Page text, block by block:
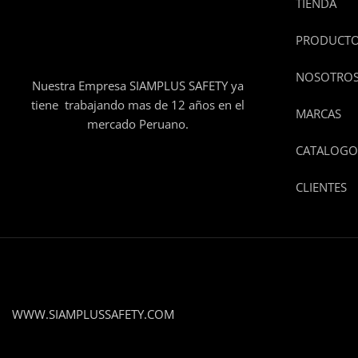
Nuestra Empresa SIAMPLUS SAFETY ya
tiene trabajando mas de 12 años en el
mercado Peruano.
MARCAS
CATALOGO
CLIENTES
WWW.SIAMPLUSSAFETY.COM